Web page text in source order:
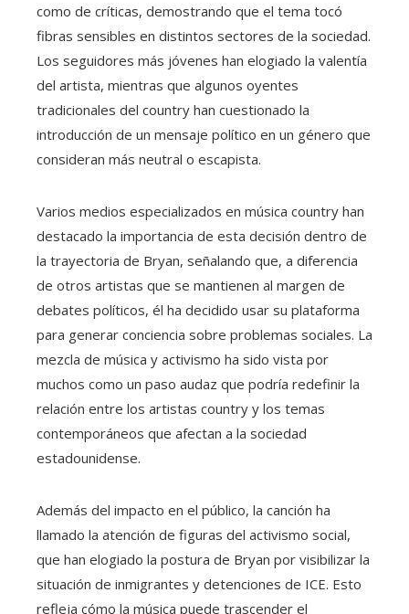
como de críticas, demostrando que el tema tocó
fibras sensibles en distintos sectores de la sociedad.
Los seguidores más jóvenes han elogiado la valentía
del artista, mientras que algunos oyentes
tradicionales del country han cuestionado la
introducción de un mensaje político en un género que
consideran más neutral o escapista.
Varios medios especializados en música country han
destacado la importancia de esta decisión dentro de
la trayectoria de Bryan, señalando que, a diferencia
de otros artistas que se mantienen al margen de
debates políticos, él ha decidido usar su plataforma
para generar conciencia sobre problemas sociales. La
mezcla de música y activismo ha sido vista por
muchos como un paso audaz que podría redefinir la
relación entre los artistas country y los temas
contemporáneos que afectan a la sociedad
estadounidense.
Además del impacto en el público, la canción ha
llamado la atención de figuras del activismo social,
que han elogiado la postura de Bryan por visibilizar la
situación de inmigrantes y detenciones de ICE. Esto
refleja cómo la música puede trascender el